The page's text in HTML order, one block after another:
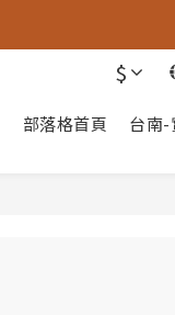
$
部落格首頁 台南-